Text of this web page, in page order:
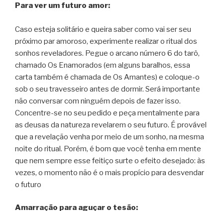
Para ver um futuro amor:
Caso esteja solitário e queira saber como vai ser seu
próximo par amoroso, experimente realizar o ritual dos
sonhos reveladores. Pegue o arcano número 6 do tarô,
chamado Os Enamorados (em alguns baralhos, essa
carta também é chamada de Os Amantes) e coloque-o
sob o seu travesseiro antes de dormir. Será importante
não conversar com ninguém depois de fazer isso.
Concentre-se no seu pedido e peça mentalmente para
as deusas da natureza revelarem o seu futuro. É provável
que a revelação venha por meio de um sonho, na mesma
noite do ritual. Porém, é bom que você tenha em mente
que nem sempre esse feitiço surte o efeito desejado: às
vezes, o momento não é o mais propício para desvendar
o futuro
Amarração para aguçar o tesão: